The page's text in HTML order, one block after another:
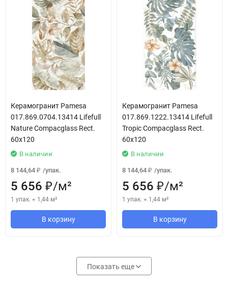
Керамогранит Pamesa
017.869.0704.13414 Lifefull
Nature Compacglass Rect.
60x120
В наличии
8 144,64 ₽ /упак.
5 656 ₽/м²
1 упак. = 1,44 м²
В корзину
Керамогранит Pamesa
017.869.1222.13414 Lifefull
Tropic Compacglass Rect.
60x120
В наличии
8 144,64 ₽ /упак.
5 656 ₽/м²
1 упак. = 1,44 м²
В корзину
Показать еще